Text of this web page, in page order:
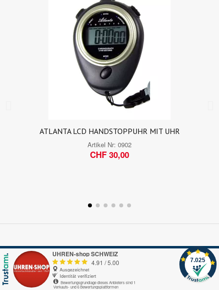
ATLANTA LCD HANDSTOPPUHR MIT UHR
Artikel Nr: 0902
CHF 30,00
UHREN-shop SCHWEIZ
4.91 /5.00
Ausgezeichnet
Identität verifiziert
Bewertungsgrundlage dieses Anbieters sind 1
Verkaufs- und 6 Bewertungsplattformen
7.025